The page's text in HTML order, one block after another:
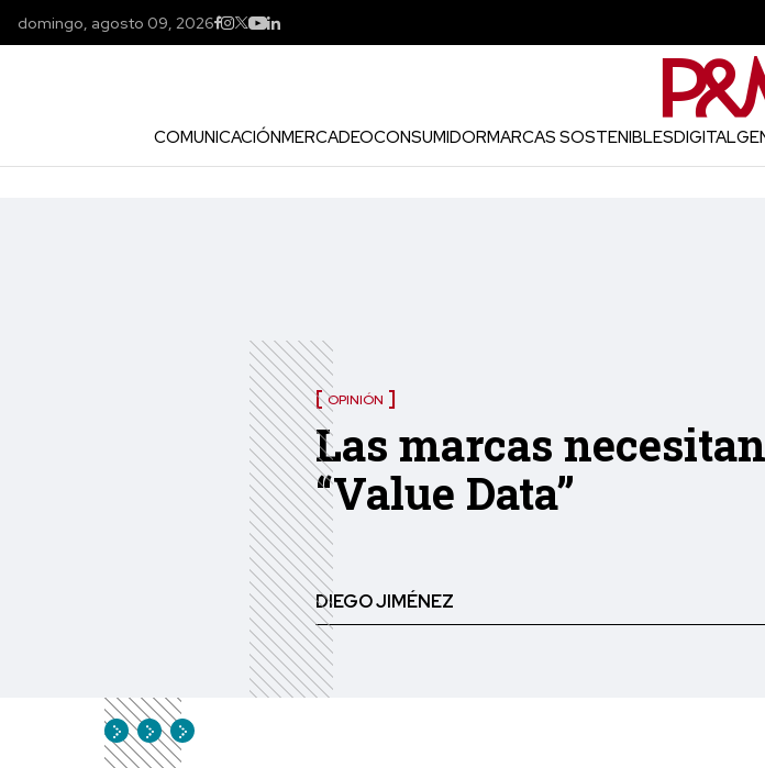
domingo, agosto 09, 2026
COMUNICACIÓNMERCADEOCONSUMIDORMARCAS SOSTENIBLESDIGITAL
OPINIÓN
Las marcas
“Value Data”
DIEGO JIMÉNEZ